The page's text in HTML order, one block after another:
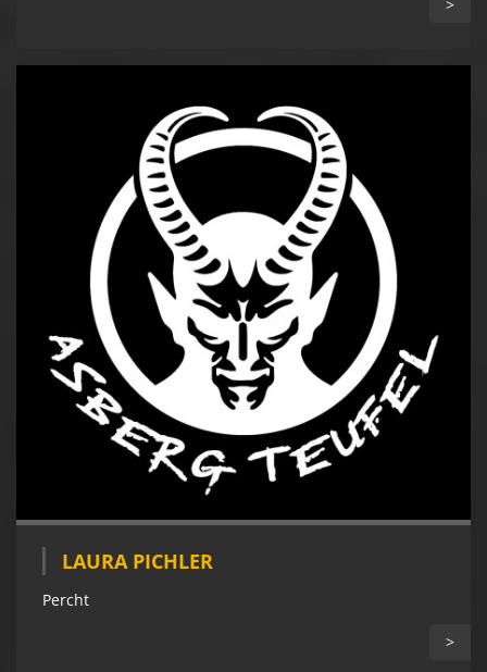
>
LAURA PICHLER
Percht
>